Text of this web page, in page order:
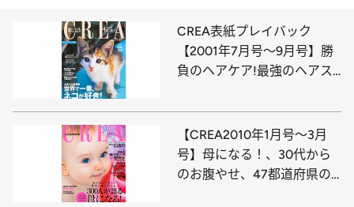
CREA表紙プレイバック
【2001年7月号～9月号】勝
負のヘアケア!最強のヘアス
極上案内、世界で一番、ネコ
が好き!
【CREA2010年1月号～3月
号】母になる！、30代から
のお腹やせ、47都道府県の